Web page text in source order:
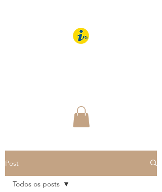
Post
Todos os posts